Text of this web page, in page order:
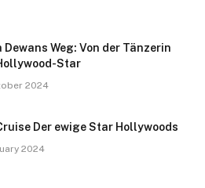
Dewans Weg: Von der Tänzerin
Star
2024
Der ewige Star Hollywoods
2024